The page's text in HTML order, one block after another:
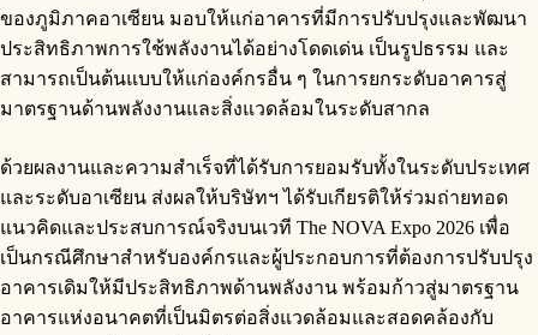
ของภูมิภาคอาเซียน มอบให้แก่อาคารที่มีการปรับปรุงและพัฒนา
ประสิทธิภาพการใช้พลังงานได้อย่างโดดเด่น เป็นรูปธรรม และ
สามารถเป็นต้นแบบให้แก่องค์กรอื่น ๆ ในการยกระดับอาคารสู่
มาตรฐานด้านพลังงานและสิ่งแวดล้อมในระดับสากล
ด้วยผลงานและความสำเร็จที่ได้รับการยอมรับทั้งในระดับประเทศ
และระดับอาเซียน ส่งผลให้บริษัทฯ ได้รับเกียรติให้ร่วมถ่ายทอด
แนวคิดและประสบการณ์จริงบนเวที The NOVA Expo 2026 เพื่อ
เป็นกรณีศึกษาสำหรับองค์กรและผู้ประกอบการที่ต้องการปรับปรุง
อาคารเดิมให้มีประสิทธิภาพด้านพลังงาน พร้อมก้าวสู่มาตรฐาน
อาคารแห่งอนาคตที่เป็นมิตรต่อสิ่งแวดล้อมและสอดคล้องกับ